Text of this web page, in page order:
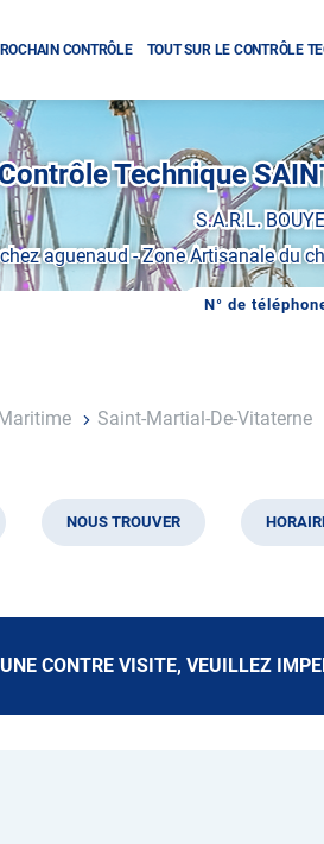
CONTRÔLE TOUT SUR LE CONTRÔLE
Technique
S.A.R.L.
aguenaud-Zone Artisanale du
N° de
CENTRE
Saint-Martial-De-Vitaterne
NOUS TROUVER
CONTRE VISITE, VEUILLEZ